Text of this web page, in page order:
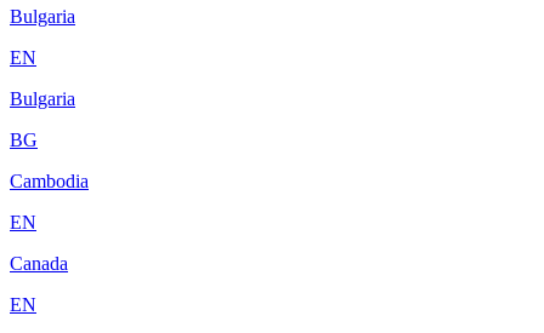
Bulgaria
EN
Bulgaria
BG
Cambodia
EN
Canada
EN